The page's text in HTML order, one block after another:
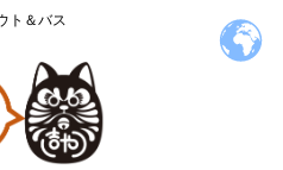
ト＆バス